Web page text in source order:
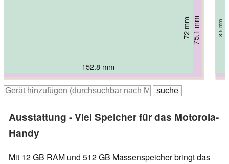
162 mm
77.3 mm 8 mm
161.72 mm
75.77 mm 8.02 mm
161.2 mm
73 mm 8.2 mm
161.2 mm
72.4 mm 8.2 mm
160.5 mm
75.1 mm 7.8 mm
152.8 mm
72 mm 8.5 mm
Ausstattung - Viel Speicher für das Motorola-
Handy
Mit 12 GB RAM und 512 GB Massenspeicher bringt das